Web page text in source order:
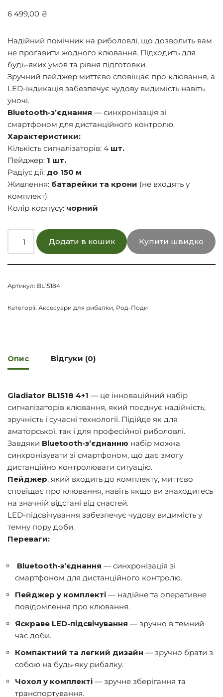
6 499,00 ₴
Надійний помічник на риболовлі, що дозволить вам
не проґавити жодного клювання. Підходить для
будь-яких умов та рівня підготовки.
Зручний пейджер миттєво сповіщає про клювання, а
LED-індикація забезпечує чудову видимість навіть
уночі.
Bluetooth-з’єднання — синхронізація зі
смартфоном для дистанційного контролю.
Характеристики:
Кількість сигналізаторів: 4 шт.
Пейджер: 1 шт.
Радіус дії: до 150 м
Живлення: батарейки та крони (не входять у
комплект)
Колір корпусу: чорний
Додати в кошик Купити швидко
Артикул: BL15184
Категорії: Аксесуари для рибалки, Род-Поди
Опис Відгуки (0)
Gladiator BL1518 4+1 — це інноваційний набір
сигналізаторів клювання, який поєднує надійність,
зручність і сучасні технології. Підійде як для
аматорської, так і для професійної риболовлі.
Завдяки Bluetooth-з’єднанню набір можна
синхронізувати зі смартфоном, що дає змогу
дистанційно контролювати ситуацію.
Пейджер, який входить до комплекту, миттєво
сповіщає про клювання, навіть якщо ви знаходитесь
на значній відстані від снастей.
LED-підсвічування забезпечує чудову видимість у
темну пору доби.
Переваги:
Bluetooth-з’єднання — синхронізація зі
смартфоном для дистанційного контролю.
Пейджер у комплекті — надійне та оперативне
повідомлення про клювання.
Яскраве LED-підсвічування — зручно в темний
час доби.
Компактний та легкий дизайн — зручно брати з
собою на будь-яку рибалку.
Чохол у комплекті — зручне зберігання та
транспортування.